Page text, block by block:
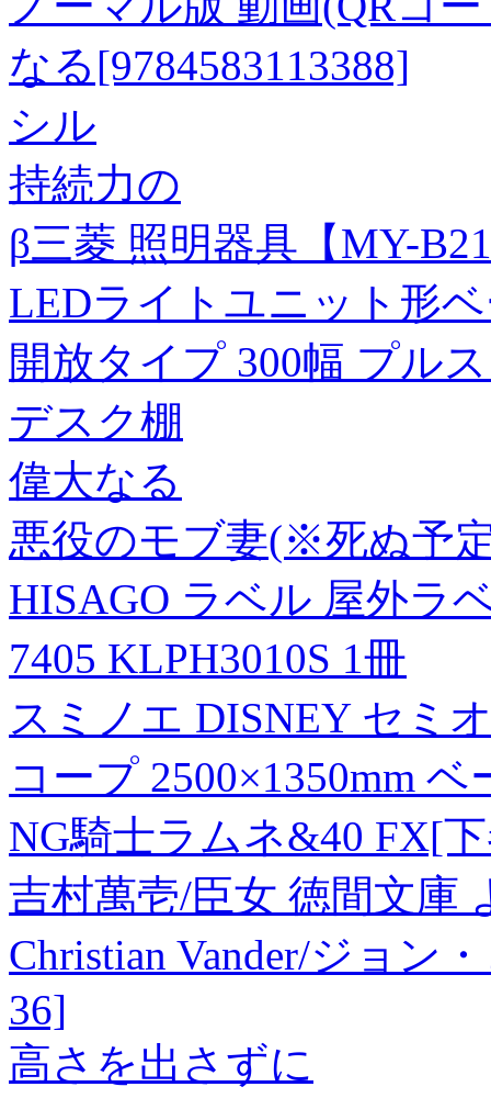
なる[9784583113388]
シル
持続力の
β三菱 照明器具【MY-
LEDライトユニット形
開放タイプ 300幅 プル
デスク棚
偉大なる
悪役のモブ妻(※死ぬ予
HISAGO ラベル 屋外ラ
7405 KLPH3010S 1冊
スミノエ DISNEY セミ
コープ 2500×1350mm
NG騎士ラムネ&40 FX[
吉村萬壱/臣女 徳間文庫
Christian Vander/ジョン
36]
高さを出さずに